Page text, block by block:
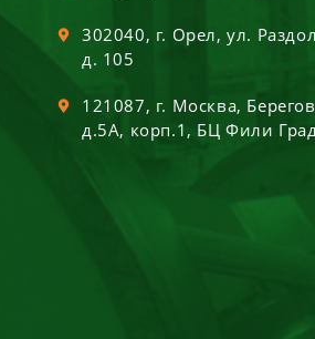
302040, г. Орел,ул.
д. 105
121087, г. Москва,
д.5А, корп.1, БЦ Фили